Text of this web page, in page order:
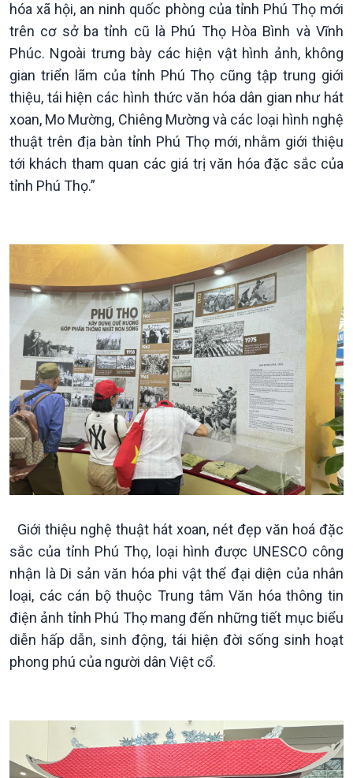
Kinh tế
Tin Kinh tế
Trước giờ mở cửa
Dòng chảy Kinh tế
Sức sống hàng Việt
Khởi nghiệp
Tuyên chiến với gian lận
Nông nghiệp & Biển đảo
Tin Nông nghiệp & Biển
đảo
Mùa vàng
Biển đảo Việt Nam
Tâm tình biên giới và hải
đảo
Nam
hóa xã hội, an ninh quốc phòng của tỉnh Phú Thọ mới
trên cơ sở ba tỉnh cũ là Phú Thọ Hòa Bình và Vĩnh
Phúc. Ngoài trưng bày các hiện vật hình ảnh, không
gian triển lãm của tỉnh Phú Thọ cũng tập trung giới
thiệu, tái hiện các hình thức văn hóa dân gian như hát
xoan, Mo Mường, Chiêng Mường và các loại hình nghệ
thuật trên địa bàn tỉnh Phú Thọ mới, nhằm giới thiệu
tới khách tham quan các giá trị văn hóa đặc sắc của
tỉnh Phú Thọ.”
Giới thiệu nghệ thuật hát xoan, nét đẹp văn hoá đặc
sắc của tỉnh Phú Thọ, loại hình được UNESCO công
nhận là Di sản văn hóa phi vật thể đại diện của nhân
loại, các cán bộ thuộc Trung tâm Văn hóa thông tin
điện ảnh tỉnh Phú Thọ mang đến những tiết mục biểu
diễn hấp dẫn, sinh động, tái hiện đời sống sinh hoạt
phong phú của người dân Việt cổ.